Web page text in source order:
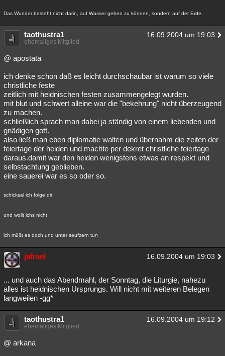
Das Wunder besteht nicht darin, auf Wasser gehen zu können, sondern auf der Erde.
taothustra1 16.09.2004 um 19:03
ehemaliges Mitglied
@ apostata
ich denke schon daß es leicht durchschaubar ist warum so viele
christliche feste
zeitlich mit heidnischen festen zusammengelegt wurden.
mit blut und schwert alleine war die "bekehrung" nicht überzeugend
zu machen.
schließlich sprach man dabei ja ständig von einem liebenden und
gnädigen gott.
also ließ man eben diplomatie walten und übernahm die zeiten der
feiertage der heiden und machte per dekret christliche feiertage
daraus.damit war den heiden wenigstens etwas an respekt und
selbstachtung geblieben.
eine sauerei war es so oder so.
schicksal ich folge dir
und wollt ichs nicht
ich müßt es doch und unter seufzern tun
jafrael 16.09.2004 um 19:03
... und auch das Abendmahl, der Sonntag, die Liturgie, nahezu
alles ist heidnischen Ursprungs. Will nicht mit weiteren Belegen
langweilen -gg*
taothustra1 16.09.2004 um 19:12
ehemaliges Mitglied
@ arkana